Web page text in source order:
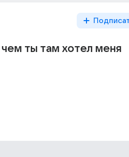
ты там хотел меня